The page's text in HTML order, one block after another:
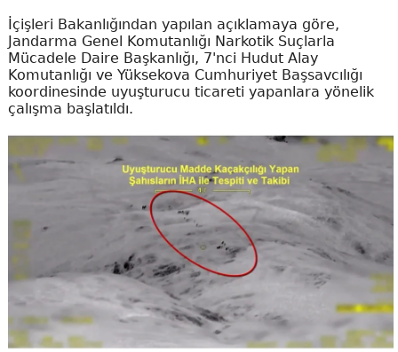
İçişleri Bakanlığından yapılan açıklamaya göre,
Jandarma Genel Komutanlığı Narkotik Suçlarla
Mücadele Daire Başkanlığı, 7'nci Hudut Alay
Komutanlığı ve Yüksekova Cumhuriyet Başsavcılığı
koordinesinde uyuşturucu ticareti yapanlara yönelik
çalışma başlatıldı.